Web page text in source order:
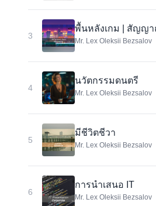
3
พื้นหลังเกม | สัญญา
Mr. Lex Oleksii Bezsalov
4
นวัตกรรมดนตรี
Mr. Lex Oleksii Bezsalov
5
มีชีวิตชีวา
Mr. Lex Oleksii Bezsalov
6
การนำเสนอ IT
Mr. Lex Oleksii Bezsalov